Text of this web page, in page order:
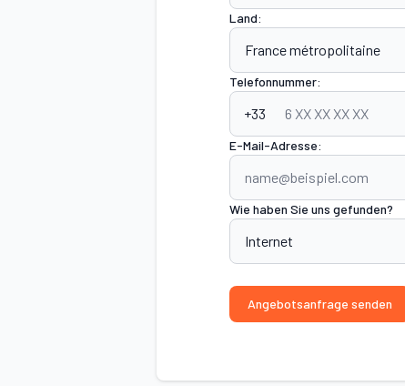
Land:
Telefonnummer:
+33
E-Mail-Adresse:
Wie haben Sie uns gefunden?
Angebotsanfrage senden